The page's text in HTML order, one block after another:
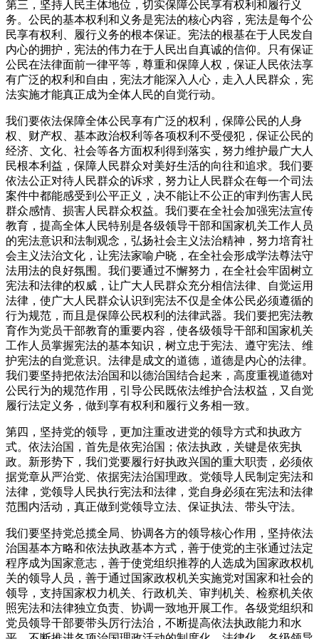
第三，坚持人民主体地位，切实保障公民享有权利和履行义
务。公民的基本权利和义务是宪法的核心内容，宪法是每个公
民享有权利、履行义务的根本保证。宪法的根基在于人民发自
内心的拥护，宪法的伟力在于人民出自真诚的信仰。只有保证
公民在法律面前一律平等，尊重和保障人权，保证人民依法享
有广泛的权利和自由，宪法才能深入人心，走入人民群众，宪
法实施才能真正成为全体人民的自觉行动。
我们要依法保障全体公民享有广泛的权利，保障公民的人身
权、财产权、基本政治权利等各项权利不受侵犯，保证公民的
经济、文化、社会等各方面权利得到落实，努力维护最广大人
民根本利益，保障人民群众对美好生活的向往和追求。我们要
依法公正对待人民群众的诉求，努力让人民群众在每一个司法
案件中都能感受到公平正义，决不能让不公正的审判伤害人民
群众感情、损害人民群众权益。我们要在全社会加强宪法宣传
教育，提高全体人民特别是各级领导干部和国家机关工作人员
的宪法意识和法制观念，弘扬社会主义法治精神，努力培育社
会主义法治文化，让宪法家喻户晓，在全社会形成学法尊法守
法用法的良好氛围。我们要通过不懈努力，在全社会牢固树立
宪法和法律的权威，让广大人民群众充分相信法律、自觉运用
法律，使广大人民群众认识到宪法不仅是全体公民必须遵循的
行为规范，而且是保障公民权利的法律武器。我们要把宪法教
育作为党员干部教育的重要内容，使各级领导干部和国家机关
工作人员掌握宪法的基本知识，树立忠于宪法、遵守宪法、维
护宪法的自觉意识。法律是成文的道德，道德是内心的法律。
我们要坚持把依法治国和以德治国结合起来，高度重视道德对
公民行为的规范作用，引导公民既依法维护合法权益，又自觉
履行法定义务，做到享有权利和履行义务相一致。
第四，坚持党的领导，更加注重改进党的领导方式和执政方
式。依法治国，首先是依宪治国；依法执政，关键是依宪执
政。新形势下，我们党要履行好执政兴国的重大职责，必须依
据党章从严治党、依据宪法治国理政。党领导人民制定宪法和
法律，党领导人民执行宪法和法律，党自身必须在宪法和法律
范围内活动，真正做到党领导立法、保证执法、带头守法。
我们要坚持党总揽全局、协调各方的领导核心作用，坚持依法
治国基本方略和依法执政基本方式，善于使党的主张通过法定
程序成为国家意志，善于使党组织推荐的人选成为国家政权机
关的领导人员，善于通过国家政权机关实施党对国家和社会的
领导，支持国家权力机关、行政机关、审判机关、检察机关依
照宪法和法律独立负责、协调一致地开展工作。各级党组织和
党员领导干部要带头厉行法治，不断提高依法执政能力和水